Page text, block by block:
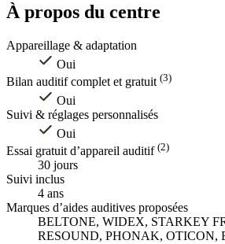
À propos du centre
Appareillage & adaptation
Oui
Bilan auditif complet et gratuit (3)
Oui
Suivi & réglages personnalisés
Oui
Essai gratuit d’appareil auditif (2)
30 jours
Suivi inclus
4 ans
Marques d’aides auditives proposées
BELTONE, WIDEX, STARKEY
RESOUND, PHONAK, OTICON,